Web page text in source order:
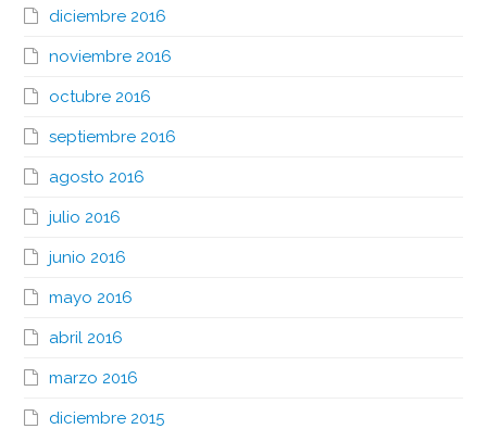
diciembre 2016
noviembre 2016
octubre 2016
septiembre 2016
agosto 2016
julio 2016
junio 2016
mayo 2016
abril 2016
marzo 2016
diciembre 2015